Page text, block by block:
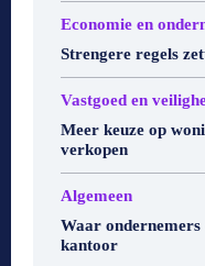
Economie en
Strengere regels
Vastgoed en
Meer keuze op
verkopen
Algemeen
Waar
kantoor